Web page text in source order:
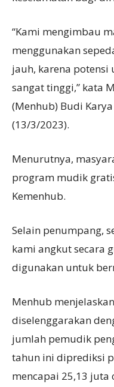
“Kami mengimbau
menggunakan
jauh, karena potensi
sangat tinggi,” kata
(Menhub) Budi
(13/3/2023).
Menurutnya,
program mudik
Kemenhub.
Selain penumpang,
kami angkut secara
digunakan untuk
Menhub
diselenggarakan
jumlah pemudik
tahun ini diprediksi
mencapai 25,13 juta